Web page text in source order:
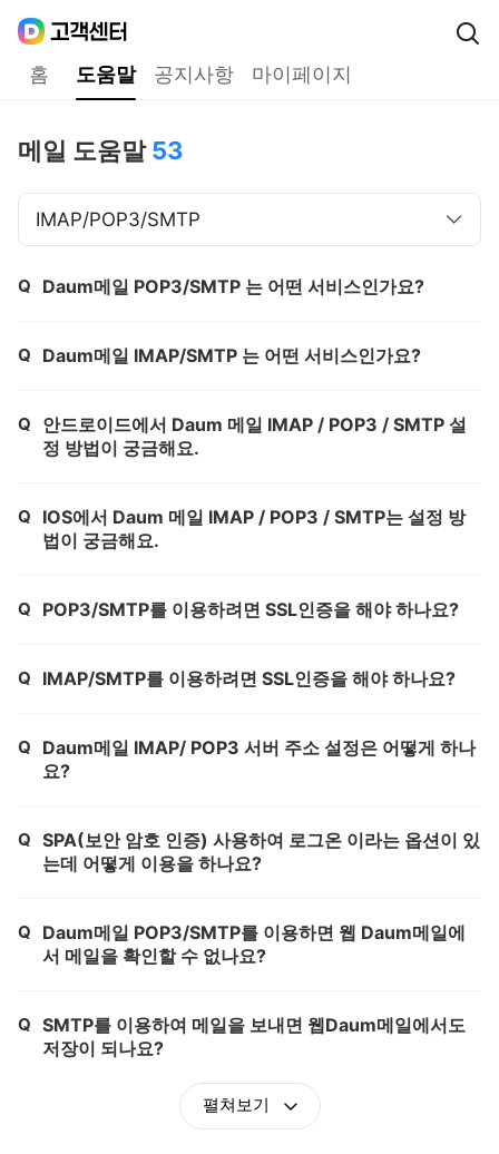
홈 도움말 공지사항 마이페이지
메일 도움말 53
IMAP/POP3/SMTP
Q Daum메일 POP3/SMTP 는 어떤 서비스인가요?
Q Daum메일 IMAP/SMTP 는 어떤 서비스인가요?
Q
안드로이드에서 Daum 메일 IMAP / POP3 / SMTP 설
정 방법이 궁금해요.
Q
IOS에서 Daum 메일 IMAP / POP3 / SMTP는 설정 방
법이 궁금해요.
Q POP3/SMTP를 이용하려면 SSL인증을 해야 하나요?
Q IMAP/SMTP를 이용하려면 SSL인증을 해야 하나요?
Q
Daum메일 IMAP/ POP3 서버 주소 설정은 어떻게 하나
요?
Q SPA(보안 암호 인증) 사용하여 로그온 이라는 옵션이 있
는데 어떻게 이용을 하나요?
Q
Daum메일 POP3/SMTP를 이용하면 웹 Daum메일에
서 메일을 확인할 수 없나요?
Q SMTP를 이용하여 메일을 보내면 웹Daum메일에서도
저장이 되나요?
펼쳐보기